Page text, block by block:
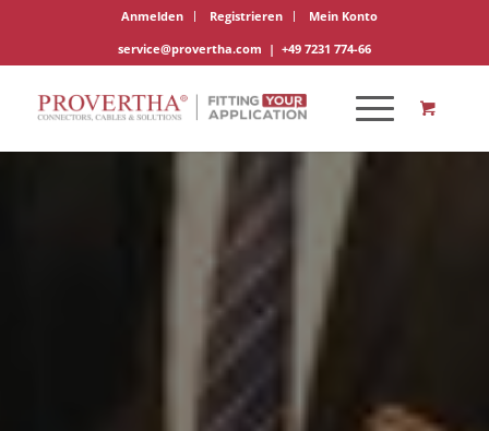
Anmelden Registrieren
Mein Konto
service@provertha.com | +49 7231 774-66